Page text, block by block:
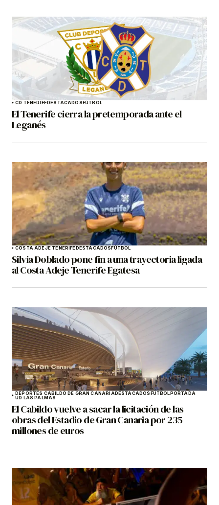
CD TENERIFEDESTACADOSFÚTBOL
El Tenerife cierra la pretemporada ante el
Leganés
COSTA ADEJE TENERIFEDESTACADOSFÚTBOL
Silvia Doblado pone fin a una trayectoria ligada
al Costa Adeje Tenerife Egatesa
DEPORTES CABILDO DE GRAN CANARIADESTACADOSFÚTBOLPORTADA
UD LAS PALMAS
El Cabildo vuelve a sacar la licitación de las
obras del Estadio de Gran Canaria por 235
millones de euros